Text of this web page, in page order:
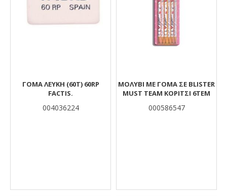
ΓΟΜΑ ΛΕΥΚΗ (60Τ) 60RP
FACTIS.
004036224
ΜΟΛΥΒΙ ΜΕ ΓΟΜΑ ΣΕ BLISTER
MUST TEAM ΚΟΡΙΤΣΙ 6ΤEM
000586547